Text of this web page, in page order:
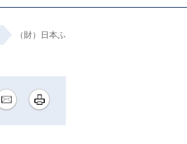
（財）日本ふ